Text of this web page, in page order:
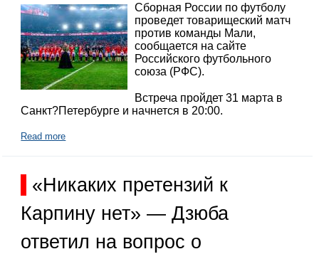
Сборная России по футболу
проведет товарищеский матч
против команды Мали,
сообщается на сайте
Российского футбольного
союза (РФС).
Встреча пройдет 31 марта в
Санкт?Петербурге и начнется в 20:00.
Read more
«Никаких претензий к
Карпину нет» — Дзюба
ответил на вопрос о